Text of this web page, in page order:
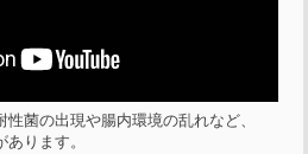
菌の出現や腸内環境の乱れなど、
ります。